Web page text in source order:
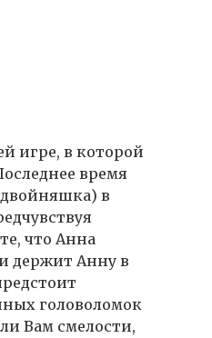
игре, в которой
время
в
что Анна
держит Анну в
головоломок
Вам смелости,